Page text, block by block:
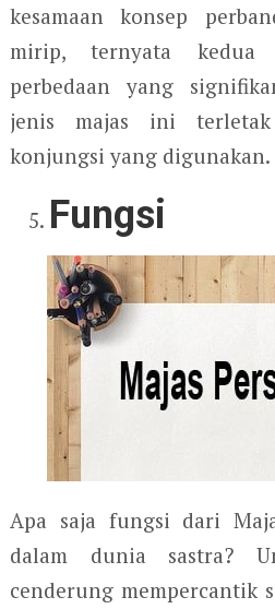
kesamaan konsep
mirip, ternyata
perbedaan yang
jenis majas ini terletak
konjungsi yang digunakan.
Fungsi
Apa saja fungsi dari
dalam dunia sastra?
cenderung mempercantik